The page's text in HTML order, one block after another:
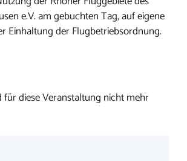
e.V. am gebuchten Tag, auf eigene
Einhaltung der Flugbetriebsordnung.
für diese Veranstaltung nicht mehr